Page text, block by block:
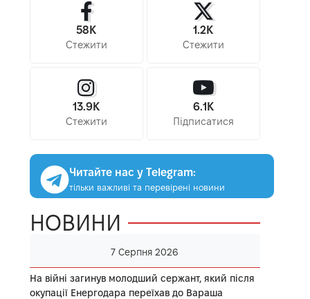
58K
Стежити
1.2K
Стежити
13.9K
Стежити
6.1K
Підписатися
Читайте нас у Telegram:
тільки важливі та перевірені новини
НОВИНИ
7 Серпня 2026
На війні загинув молодший сержант, який після
окупації Енергодара переїхав до Вараша